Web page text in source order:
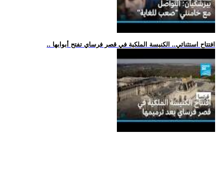
.. افتتاح استثنائي.. الكنيسة الملكية في قصر فرساي تفتح أبوابها